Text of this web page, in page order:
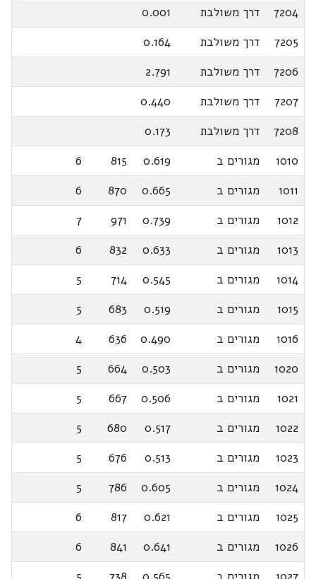
7204
דרך משולבת
0.001
7205
דרך משולבת
0.164
7206
דרך משולבת
2.791
7207
דרך משולבת
0.440
7208
דרך משולבת
0.173
1010
מגורים ב 0.619
815
6
1011
מגורים ב 0.665
870
6
1012
מגורים ב 0.739
971
7
1013
מגורים ב 0.633
832
6
1014
מגורים ב 0.545
714
5
1015
מגורים ב 0.519
683
5
1016
מגורים ב 0.490
636
4
1020
מגורים ב 0.503
664
5
1021
מגורים ב 0.506
667
5
1022
מגורים ב 0.517
680
5
1023
מגורים ב 0.513
676
5
1024
מגורים ב 0.605
786
5
1025
מגורים ב 0.621
817
6
1026
מגורים ב 0.641
841
6